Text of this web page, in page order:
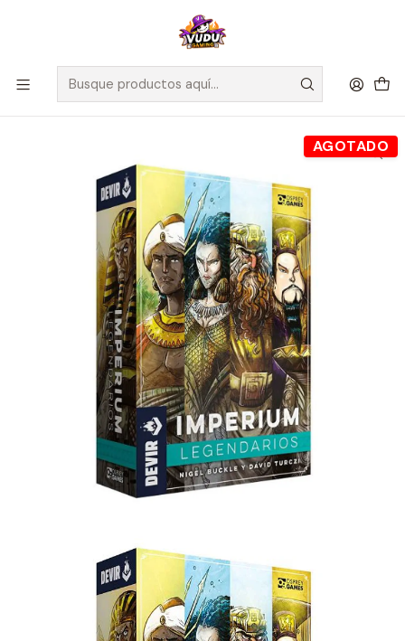
🚀 ¡Despachamos a todo Chile! Envío GRATIS a Regiones sobre
$100.000 y a RM sobre $35.000
Inicio Juegos de Mesa Editorial Devir
Imperium: Legendarios (incluye carta errata) - Español
AGOTADO